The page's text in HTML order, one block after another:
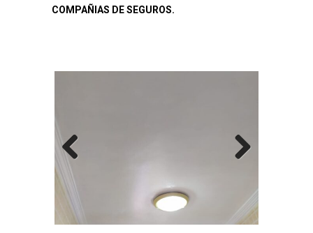
COMPAÑIAS DE SEGUROS.
Previo
us